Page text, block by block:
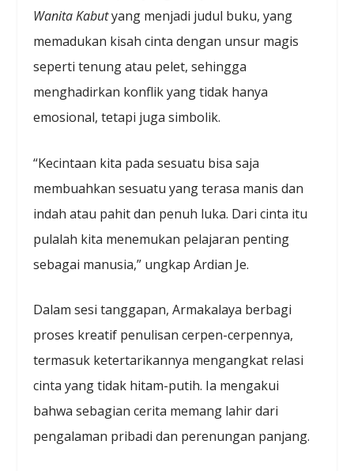
Wanita Kabutyang menjadi judul buku, yang
memadukan kisah cinta dengan unsur magis
seperti tenung atau pelet, sehingga
menghadirkan konflik yang tidak hanya
emosional, tetapi juga simbolik.
“Kecintaan kita pada sesuatu bisa saja
membuahkan sesuatu yang terasa manis dan
indah atau pahit dan penuh luka. Dari cinta itu
pulalah kita menemukan pelajaran penting
sebagai manusia,” ungkap Ardian Je.
Dalam sesi tanggapan, Armakalaya berbagi
proses kreatif penulisan cerpen-cerpennya,
termasuk ketertarikannya mengangkat relasi
cinta yang tidak hitam-putih. Ia mengakui
bahwa sebagian cerita memang lahir dari
pengalaman pribadi dan perenungan panjang.